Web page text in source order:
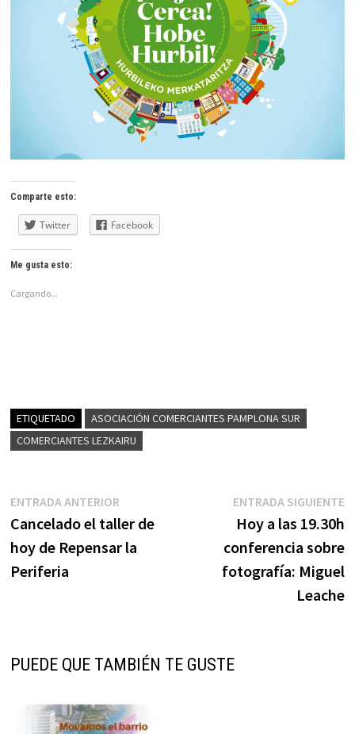
Comparte esto:
Twitter Facebook
Me gusta esto:
Cargando...
ETIQUETADO
ASOCIACIÓN COMERCIANTES PAMPLONA SUR
COMERCIANTES LEZKAIRU
Navegación
de
entradas
ENTRADA ANTERIOREntrada
anterior:
Cancelado el taller de
hoy de Repensar la
Periferia
ENTRADA SIGUIENTE
Hoy a las 19.30h
conferencia sobre
fotografía: Miguel
Leache
PUEDE QUE TAMBIÉN TE GUSTE